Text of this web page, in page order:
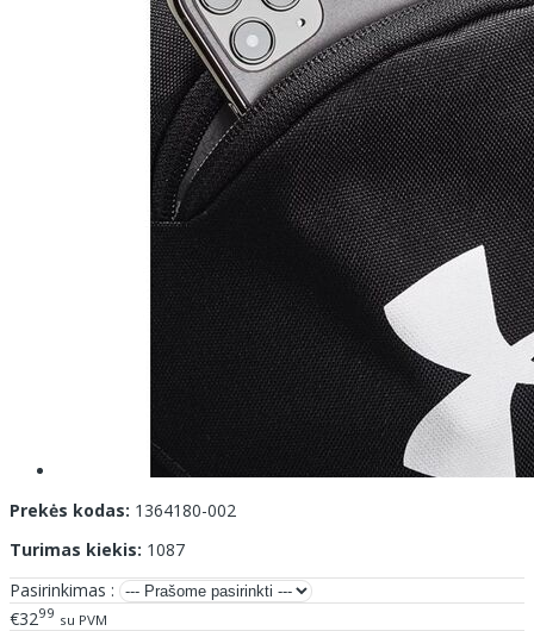
Prekės kodas: 1364180-002
Turimas kiekis: 1087
Pasirinkimas :
€3299 su PVM